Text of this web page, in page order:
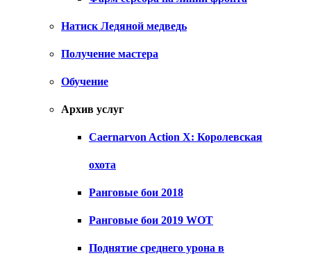
Натиск Ледяной медведь
Получение мастера
Обучение
Архив услуг
Caernarvon Action X: Королевская
охота
Ранговые бои 2018
Ранговые бои 2019 WOT
Поднятие среднего урона в